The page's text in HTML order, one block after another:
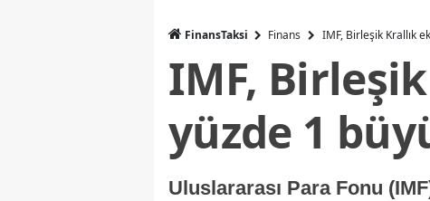
FinansTaksi Finans IMF, Birleşik Krallık
IMF,
yüzde 1
Uluslararası Para Fonu